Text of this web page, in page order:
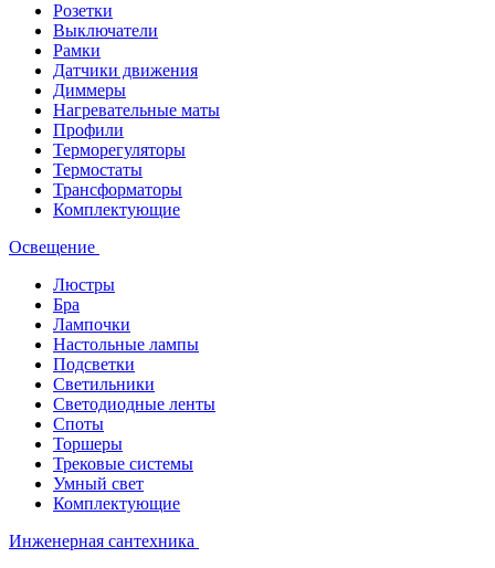
Розетки
Выключатели
Рамки
Датчики движения
Диммеры
Нагревательные маты
Профили
Терморегуляторы
Термостаты
Трансформаторы
Комплектующие
Освещение
Люстры
Бра
Лампочки
Настольные лампы
Подсветки
Светильники
Светодиодные ленты
Споты
Торшеры
Трековые системы
Умный свет
Комплектующие
Инженерная сантехника